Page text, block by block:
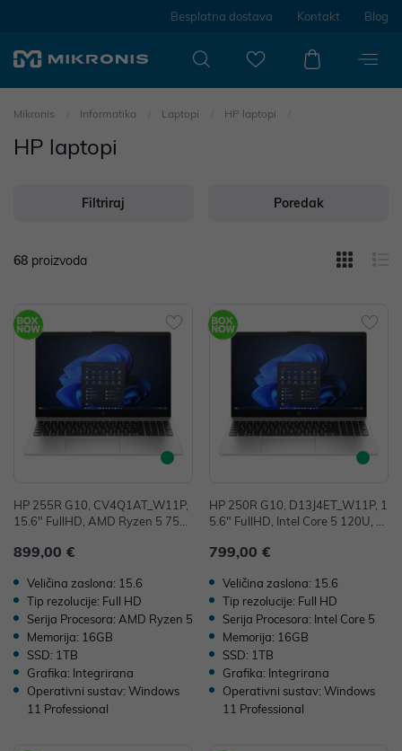
Besplatna dostava Kontakt Blog
Mikronis Informatika Laptopi HP laptopi
HP laptopi
Filtriraj Poredak
68 proizvoda
HP 255R G10, CV4Q1AT_W11P,
15.6" FullHD, AMD Ryzen 5 753
Radeon Graphics
899,00 €
Veličina zaslona: 15.6
Tip rezolucije: Full HD
Serija Procesora: AMD Ryzen 5
Memorija: 16GB
SSD: 1TB
Grafika: Integrirana
Operativni sustav: Windows
11 Professional
HP 250R G10, D13J4ET_W11P, 1
5.6" FullHD, Intel Core 5 120U, 1
799,00 €
Veličina zaslona: 15.6
Tip rezolucije: Full HD
Serija Procesora: Intel Core 5
Memorija: 16GB
SSD: 1TB
Grafika: Integrirana
Operativni sustav: Windows
11 Professional